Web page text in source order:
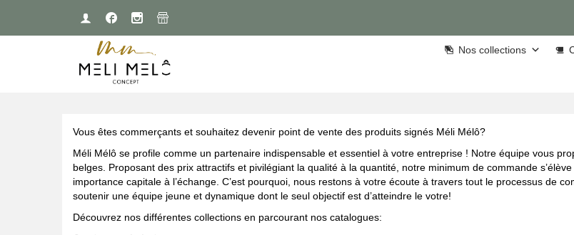
Nos collections
Vous êtes commerçants et souhaitez devenir point de vente des produits signés Méli Mélô?
Méli Mélô se profile comme un partenaire indispensable et essentiel à votre entreprise ! Notre équipe vous
belges. Proposant des prix attractifs et pivilégiant la qualité à la quantité, notre minimum de commande
importance capitale à l’échange. C’est pourquoi, nous restons à votre écoute à travers tout le processus de
soutenir une équipe jeune et dynamique dont le seul objectif est d’atteindre le votre!
Découvrez nos différentes collections en parcourant nos catalogues: